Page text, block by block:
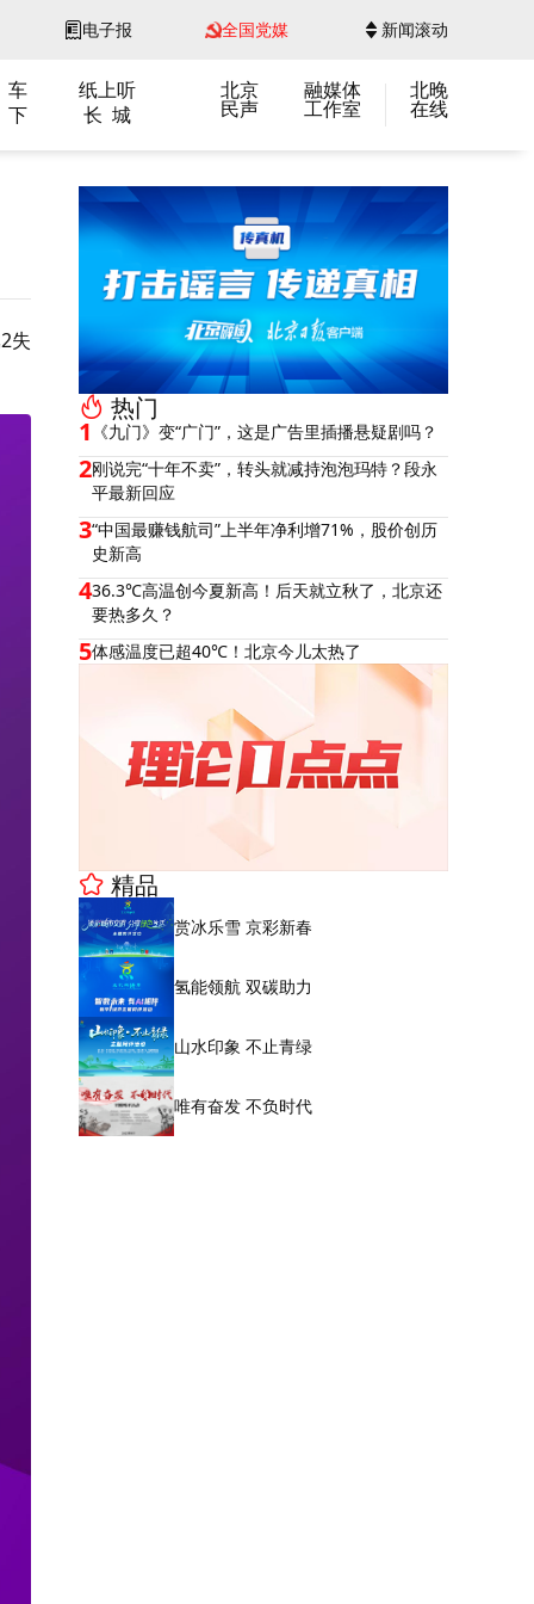
电子报 全国党媒 新闻滚动
车
纸上听
下 长 城
北京
民声
融媒体
工作室
北晚
在线
失
热门
1 《九门》变“广门”，这是广告里插播悬疑剧吗？
2刚说完“十年不卖”，转头就减持泡泡玛特？段永
平最新回应
3“中国最赚钱航司”上半年净利增71%，股价创历
史新高
436.3℃高温创今夏新高！后天就立秋了，北京还
要热多久？
5体感温度已超40℃！北京今儿太热了
精品
赏冰乐雪 京彩新春
氢能领航 双碳助力
山水印象 不止青绿
唯有奋发 不负时代